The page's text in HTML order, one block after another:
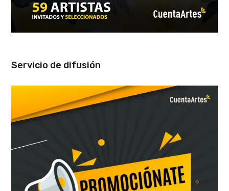
Servicio de difusión